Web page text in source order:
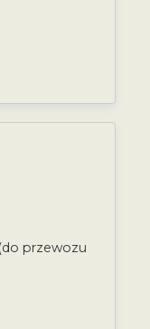
przewozu